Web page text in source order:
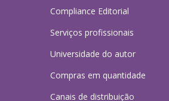
Compliance Editorial
Serviços profissionais
Universidade do autor
Compras em quantidade
Canais de distribuição